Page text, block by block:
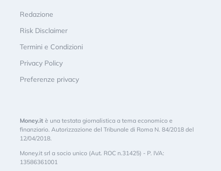
Redazione
Risk Disclaimer
Termini e Condizioni
Privacy Policy
Preferenze privacy
Money.it è una testata giornalistica a tema economico e
finanziario. Autorizzazione del Tribunale di Roma N. 84/2018 del
12/04/2018.
Money.it srl a socio unico (Aut. ROC n.31425) - P. IVA:
13586361001